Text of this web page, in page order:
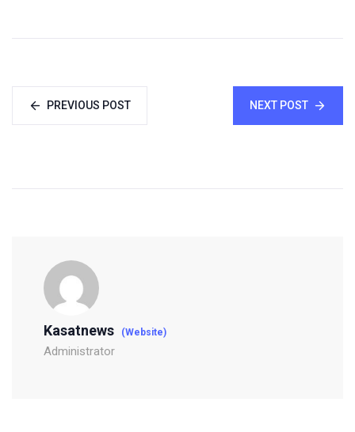
PREVIOUS POST NEXT POST
Kasatnews (Website)
Administrator